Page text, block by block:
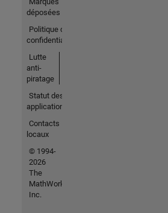
déposées
Politique de
confidentialité
Lutte
anti-
piratage
Statut des
applications
Contacts
locaux
© 1994-
2026
The
MathWorks,
Inc.